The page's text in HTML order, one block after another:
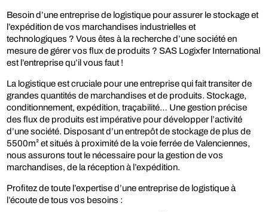
Besoin d’une entreprise de logistique pour assurer le stockage et
l’expédition de vos marchandises industrielles et
technologiques ? Vous êtes à la recherche d’une société en
mesure de gérer vos flux de produits ? SAS Logixfer International
est l’entreprise qu’il vous faut !
La logistique est cruciale pour une entreprise qui fait transiter de
grandes quantités de marchandises et de produits. Stockage,
conditionnement, expédition, traçabilité… Une gestion précise
des flux de produits est impérative pour développer l’activité
d’une société. Disposant d’un entrepôt de stockage de plus de
5500m² et situés à proximité de la voie ferrée de Valenciennes,
nous assurons tout le nécessaire pour la gestion de vos
marchandises, de la réception à l’expédition.
Profitez de toute l’expertise d’une entreprise de logistique à
l’écoute de tous vos besoins :